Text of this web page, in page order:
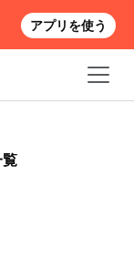
アプリを使う